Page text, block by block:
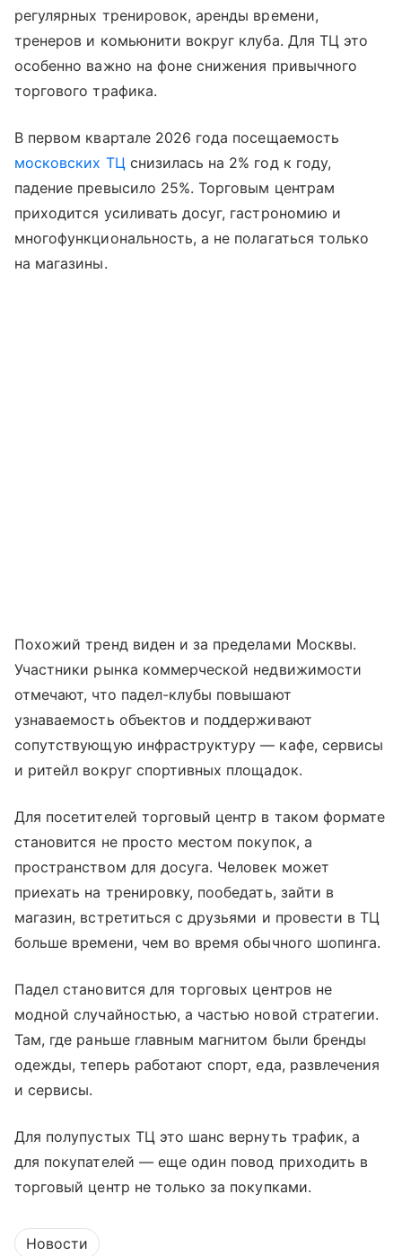
регулярных тренировок, аренды времени,
тренеров и комьюнити вокруг клуба. Для ТЦ это
особенно важно на фоне снижения привычного
торгового трафика.
В первом квартале 2026 года посещаемость
московских ТЦ снизилась на 2% год к году,
падение превысило 25%. Торговым центрам
приходится усиливать досуг, гастрономию и
многофункциональность, а не полагаться только
на магазины.
Похожий тренд виден и за пределами Москвы.
Участники рынка коммерческой недвижимости
отмечают, что падел-клубы повышают
узнаваемость объектов и поддерживают
сопутствующую инфраструктуру — кафе, сервисы
и ритейл вокруг спортивных площадок.
Для посетителей торговый центр в таком формате
становится не просто местом покупок, а
пространством для досуга. Человек может
приехать на тренировку, пообедать, зайти в
магазин, встретиться с друзьями и провести в ТЦ
больше времени, чем во время обычного шопинга.
Падел становится для торговых центров не
модной случайностью, а частью новой стратегии.
Там, где раньше главным магнитом были бренды
одежды, теперь работают спорт, еда, развлечения
и сервисы.
Для полупустых ТЦ это шанс вернуть трафик, а
для покупателей — еще один повод приходить в
торговый центр не только за покупками.
Новости